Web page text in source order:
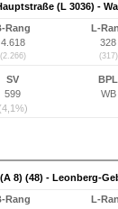
(L 3036) -
Rang
4.618
(2.266)
L-
328
(317)
SV
599
(4,1%)
BPL
WB
8) (48) - Leonberg-
Rang
L-